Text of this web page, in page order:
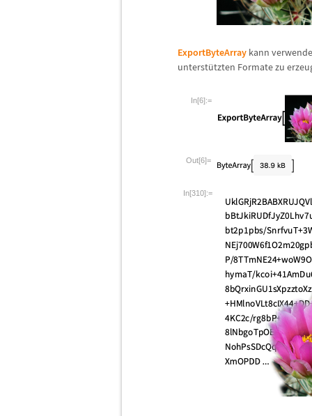
ExportByteArray kann
unterstützten Formate zu
In[6]:=
Out[6]=
In[310]:=